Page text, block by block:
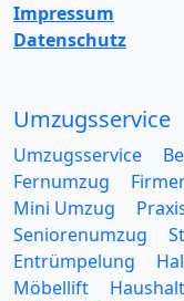
Impressum
Datenschutz
Umzugsservice
Umzugsservice
Fernumzug
Mini Umzug
Seniorenumzug
Entrümpelung
Möbellift